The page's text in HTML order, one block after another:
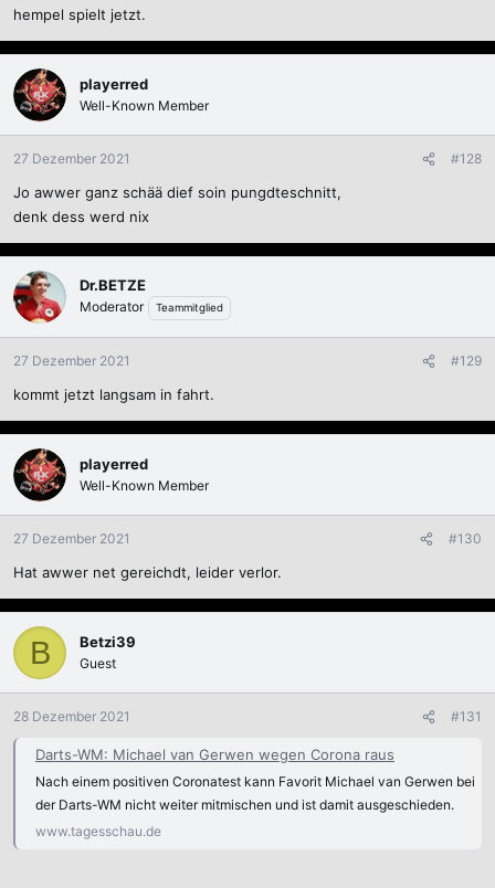
hempel spielt jetzt.
playerred
Well-Known Member
27 Dezember 2021 #128
Jo awwer ganz schää dief soin pungdteschnitt,
denk dess werd nix
Dr.BETZE
Moderator Teammitglied
27 Dezember 2021 #129
kommt jetzt langsam in fahrt.
playerred
Well-Known Member
27 Dezember 2021 #130
Hat awwer net gereichdt, leider verlor.
B Betzi39
Guest
28 Dezember 2021 #131
Darts-WM: Michael van Gerwen wegen Corona raus
Nach einem positiven Coronatest kann Favorit Michael van Gerwen bei
der Darts-WM nicht weiter mitmischen und ist damit ausgeschieden.
www.tagesschau.de